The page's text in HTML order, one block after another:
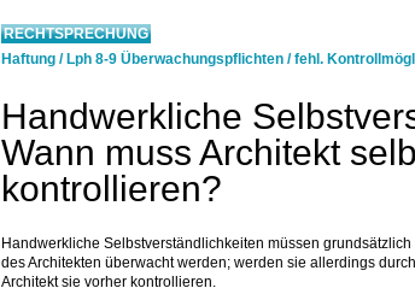
RECHTSPRECHUNG
Haftung / Lph 8-9 Überwachungspflichten /fehl.
Handwerkliche
Wann muss Architekt
kontrollieren?
Handwerkliche Selbstverständlichkeiten müssen
des Architekten überwacht werden; werden sie allerdings
Architekt sie vorher kontrollieren.